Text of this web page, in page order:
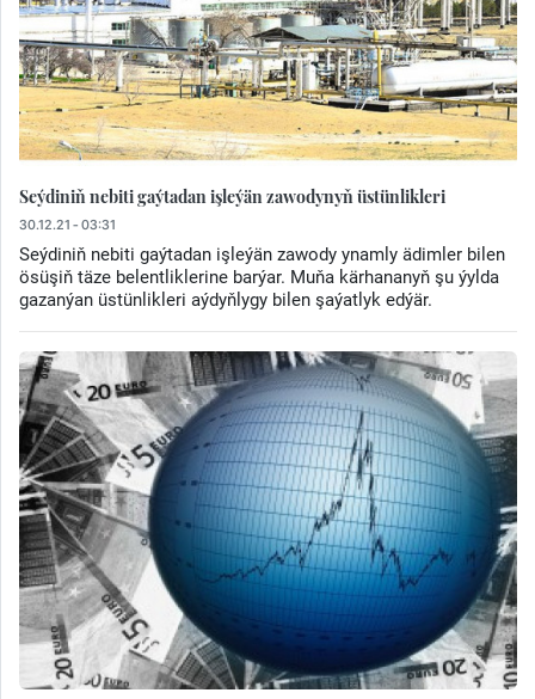
Seýdiniň nebiti gaýtadan işleýän zawodynyň üstünlikleri
30.12.21 - 03:31
Seýdiniň nebiti gaýtadan işleýän zawody ynamly ädimler bilen
ösüşiň täze belentliklerine barýar. Muňa kärhananyň şu ýylda
gazanýan üstünlikleri aýdyňlygy bilen şaýatlyk edýär.